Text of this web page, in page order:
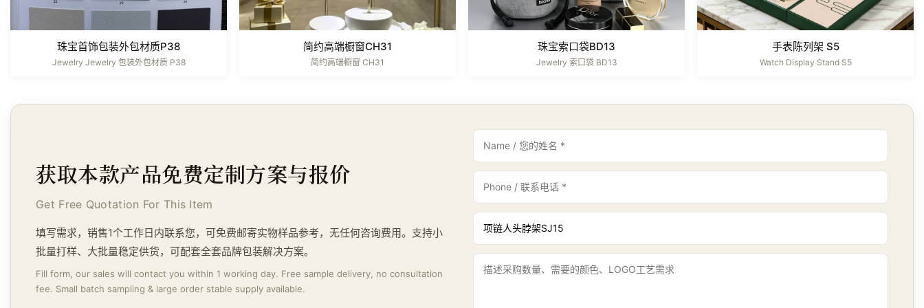
珠宝首饰包装外包材质P38
Jewelry Jewelry 包装外包材质 P38
简约高端橱窗CH31
简约高端橱窗 CH31
珠宝索口袋BD13
Jewelry 索口袋 BD13
手表陈列架 S5
Watch Display Stand S5
获取本款产品免费定制方案与报价
Get Free Quotation For This Item
填写需求，销售1个工作日内联系您，可免费邮寄实物样品参考，无任何咨询费用。支持小
批量打样、大批量稳定供货，可配套全套品牌包装解决方案。
Fill form, our sales will contact you within 1 working day. Free sample delivery, no consultation
fee. Small batch sampling & large order stable supply available.